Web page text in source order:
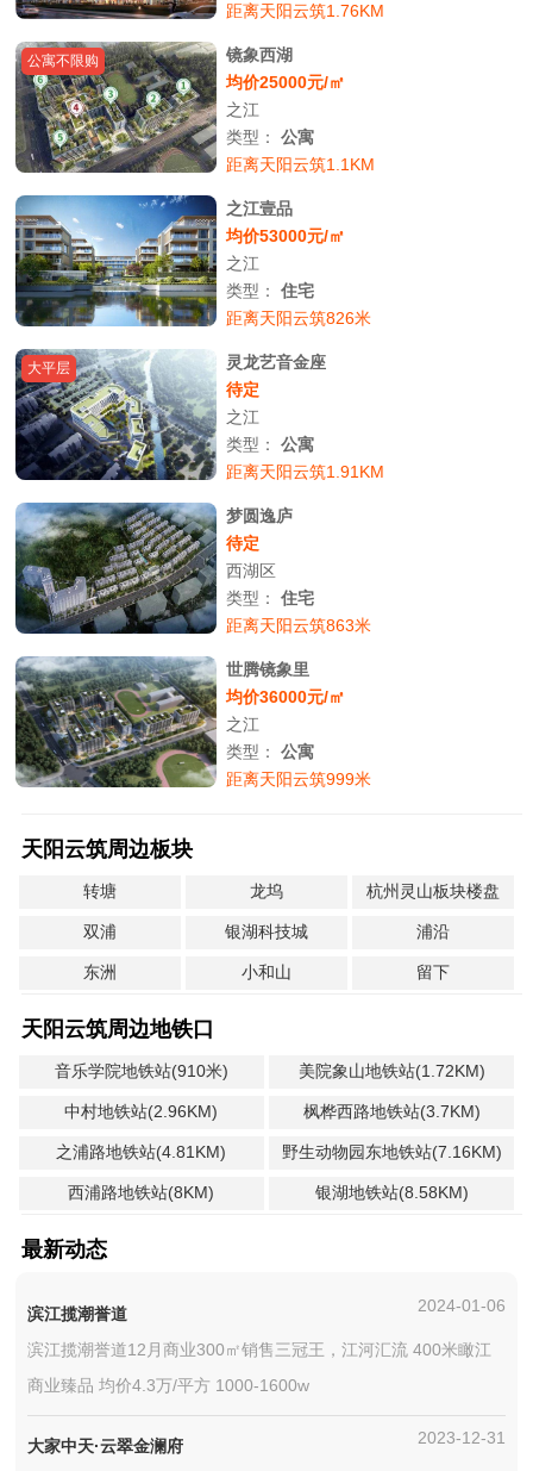
距离天阳云筑1.76KM
公寓不限购
镜象西湖
均价25000元/㎡
之江
类型：公寓
距离天阳云筑1.1KM
之江壹品
均价53000元/㎡
之江
类型：住宅
距离天阳云筑826米
大平层
灵龙艺音金座
待定
之江
类型：公寓
距离天阳云筑1.91KM
梦圆逸庐
待定
西湖区
类型：住宅
距离天阳云筑863米
世腾镜象里
均价36000元/㎡
之江
类型：公寓
距离天阳云筑999米
天阳云筑周边板块
转塘 龙坞 杭州灵山板块楼盘
双浦 银湖科技城 浦沿
东洲 小和山 留下
天阳云筑周边地铁口
音乐学院地铁站(910米) 美院象山地铁站(1.72KM)
中村地铁站(2.96KM) 枫桦西路地铁站(3.7KM)
之浦路地铁站(4.81KM) 野生动物园东地铁站(7.16KM)
西浦路地铁站(8KM) 银湖地铁站(8.58KM)
最新动态
滨江揽潮誉道 2024-01-06
滨江揽潮誉道12月商业300㎡销售三冠王，江河汇流 400米瞰江
商业臻品 均价4.3万/平方 1000-1600w
大家中天·云翠金澜府 2023-12-31